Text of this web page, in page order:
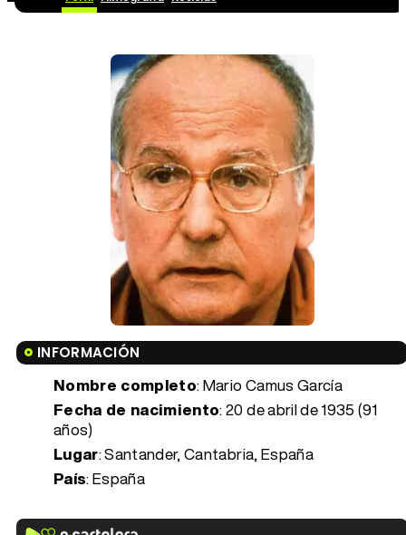
INFORMACIÓN
Nombre completo: Mario Camus García
Fecha de nacimiento:20 de abril de 1935 (91
años)
Lugar: Santander, Cantabria, España
País: España